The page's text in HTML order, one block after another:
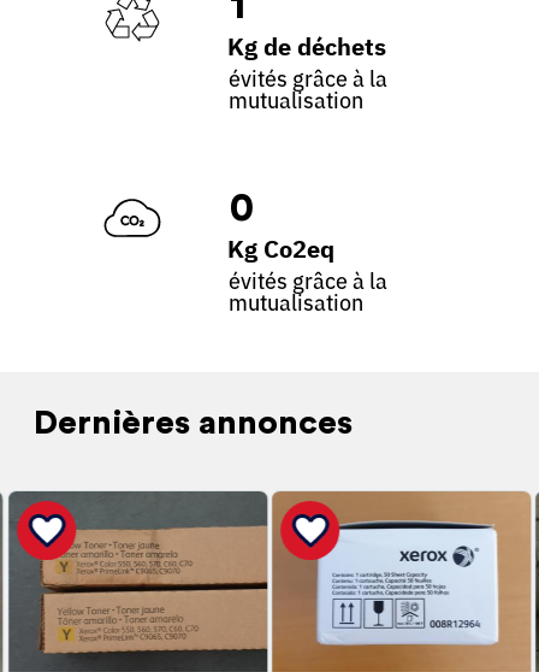
Kg de déchets
évités grâce à la
mutualisation
0
Kg Co2eq
évités grâce à la
mutualisation
Dernières annonces